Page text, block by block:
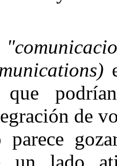
que
de
parece